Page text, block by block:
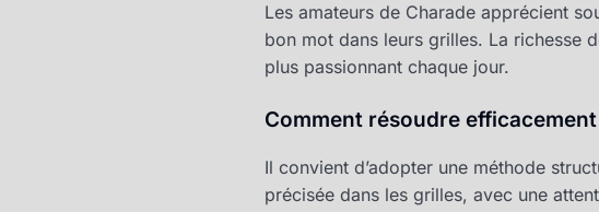
Les amateurs de Charade apprécient
bon mot dans leurs grilles. La richesse
plus passionnant chaque jour.
Comment résoudre
Il convient d’adopter une méthode
précisée dans les grilles, avec une